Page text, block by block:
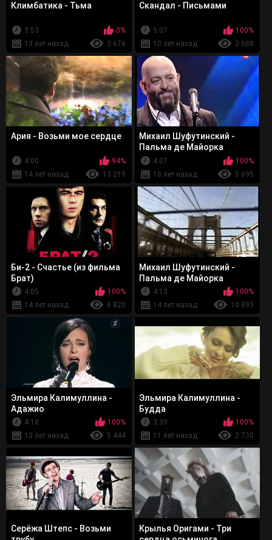
Климбатика - Тьма
3:53
0%
13 лет назад
3 676
Скандал - Письмами
5:07
100%
10 лет назад
2 688
Ария - Возьми мое сердце
4:00
94%
14 лет назад
13 219
Михаил Шуфутинский -
Пальма де Майорка
4:07
100%
18 лет назад
5 695
Би-2 - Счастье (из фильма
Брат)
4:05
100%
14 лет назад
8 820
Михаил Шуфутинский -
Пальма де Майорка
4:13
100%
14 лет назад
10 893
Эльмира Калимуллина -
Адажио
4:18
100%
13 лет назад
5 444
Эльмира Калимуллина -
Будда
3:39
100%
11 лет назад
2 730
Серёжа Штепс - Возьми
Крылья Оригами - Три